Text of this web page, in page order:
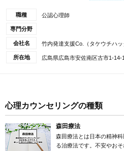
職種 公認心理師
専門分野
会社名 竹内発達支援Co.（タケウチハ
所在地 広島県広島市安佐南区古市1-
心理カウンセリングの種類
森田療法
森田療法とは日本の精神
る治療法です。不安やお